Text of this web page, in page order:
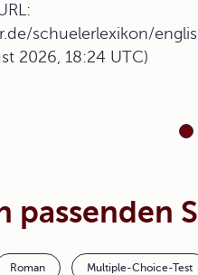
schuelerlexikon/
2026, 18:24 UTC)
passenden
Roman Multiple-Choice-Test